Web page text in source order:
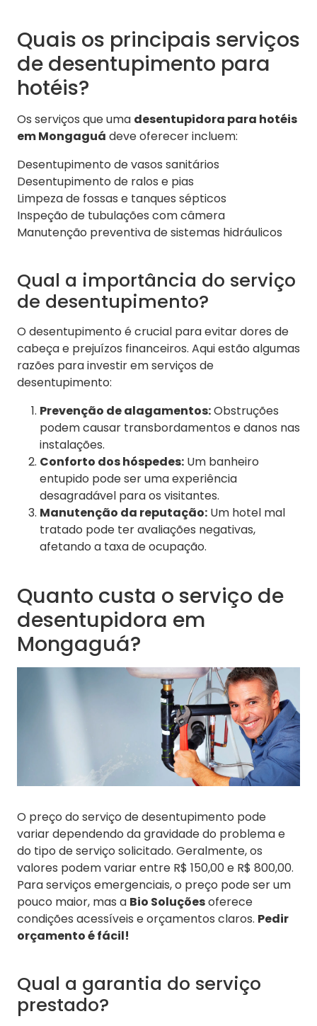
Quais os principais serviços
de desentupimento para
hotéis?
Os serviços que uma desentupidora para hotéis
em Mongaguá deve oferecer incluem:
Desentupimento de vasos sanitários
Desentupimento de ralos e pias
Limpeza de fossas e tanques sépticos
Inspeção de tubulações com câmera
Manutenção preventiva de sistemas hidráulicos
Qual a importância do serviço
de desentupimento?
O desentupimento é crucial para evitar dores de
cabeça e prejuízos financeiros. Aqui estão algumas
razões para investir em serviços de
desentupimento:
Prevenção de alagamentos:Obstruções
podem causar transbordamentos e danos nas
instalações.
Conforto dos hóspedes: Um banheiro
entupido pode ser uma experiência
desagradável para os visitantes.
Manutenção da reputação: Um hotel mal
tratado pode ter avaliações negativas,
afetando a taxa de ocupação.
Quanto custa o serviço de
desentupidora em
Mongaguá?
O preço do serviço de desentupimento pode
variar dependendo da gravidade do problema e
do tipo de serviço solicitado. Geralmente, os
valores podem variar entre R$ 150,00 e R$ 800,00.
Para serviços emergenciais, o preço pode ser um
pouco maior, mas a Bio Soluçõesoferece
condições acessíveis e orçamentos claros. Pedir
orçamento é fácil!
Qual a garantia do serviço
prestado?